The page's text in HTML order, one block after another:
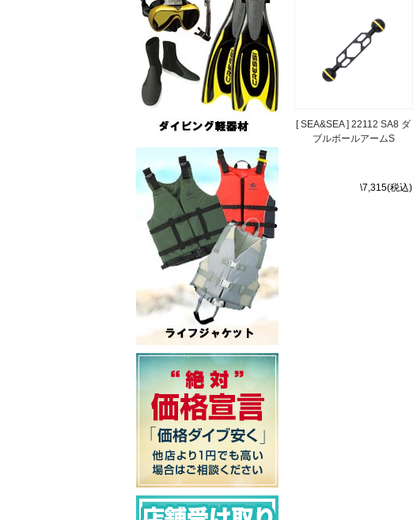
[ SEA&SEA ] 22112 SA8 ダ
ブルボールアームS
\7,315(税込)